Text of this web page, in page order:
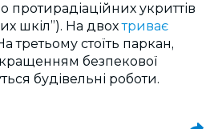
протирадіаційних укриттів
шкіл”). На двохтриває
третьому стоїть паркан,
безпекової
будівельні роботи.